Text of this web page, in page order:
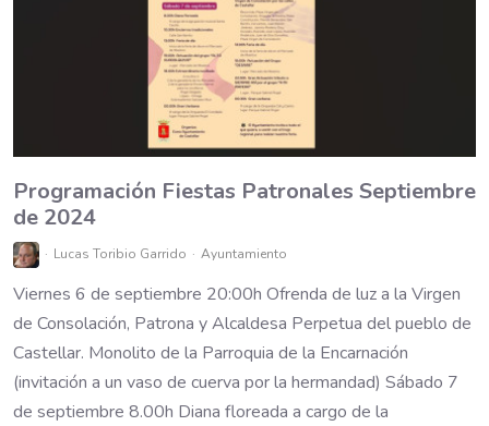
Programación Fiestas Patronales Septiembre
de 2024
Lucas Toribio Garrido Ayuntamiento
Viernes 6 de septiembre 20:00h Ofrenda de luz a la Virgen
de Consolación, Patrona y Alcaldesa Perpetua del pueblo de
Castellar. Monolito de la Parroquia de la Encarnación
(invitación a un vaso de cuerva por la hermandad) Sábado 7
de septiembre 8.00h Diana floreada a cargo de la